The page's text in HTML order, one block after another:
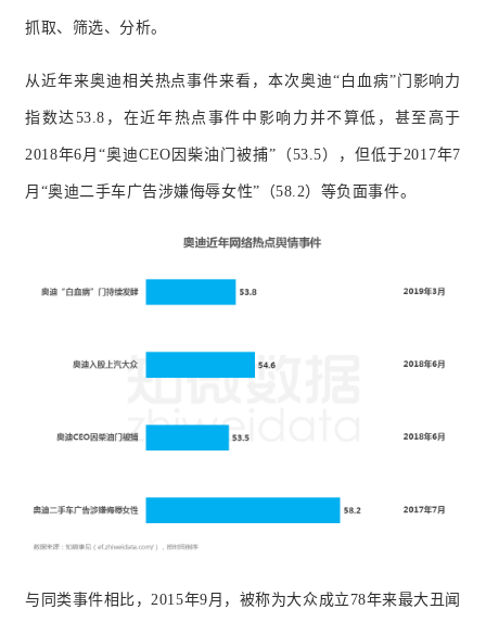
抓取、筛选、分析。
从近年来奥迪相关热点事件来看，本次奥迪“白血病”门影响力
指数达53.8，在近年热点事件中影响力并不算低，甚至高于
2018年6月“奥迪CEO因柴油门被捕”（53.5），但低于2017年7
月“奥迪二手车广告涉嫌侮辱女性”（58.2）等负面事件。
与同类事件相比，2015年9月，被称为大众成立78年来最大丑闻